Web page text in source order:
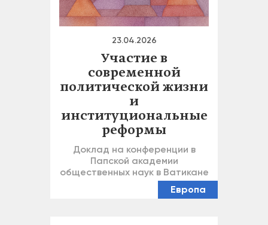
23.04.2026
Участие в
современной
политической жизни
и
институциональные
реформы
Доклад на конференции в
Папской академии
общественных наук в Ватикане
Европа